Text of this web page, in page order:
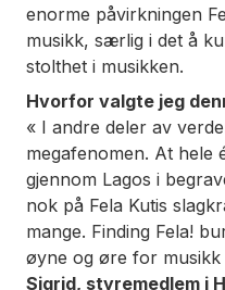
enorme påvirkningen
musikk, særlig i det å
stolthet i musikken.
Hvorfor valgte jeg
« I andre deler av
megafenomen. At hele
gjennom Lagos i
nok på Fela Kutis
mange. Finding Fela!
øyne og øre for musikk
Sigrid, styremedlem i